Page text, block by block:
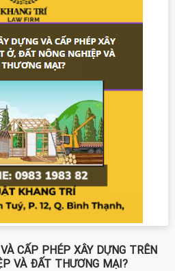
CẤP PHÉP XÂY DỰNG TRÊN
VÀ ĐẤT THƯƠNG MẠI?